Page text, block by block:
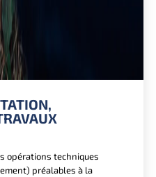
opérations techniques
préalables à la